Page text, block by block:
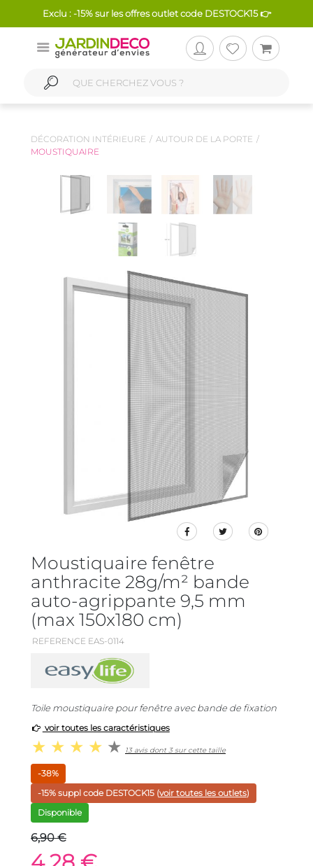
Exclu : -15% sur les offres outlet code DESTOCK15 👉
DÉCORATION INTÉRIEURE
AUTOUR DE LA PORTE
MOUSTIQUAIRE
Moustiquaire fenêtre
anthracite 28g/m² bande
auto-agrippante 9,5 mm
(max 150x180 cm)
REFERENCE EAS-0114
Toile moustiquaire pour fenêtre avec bande de fixation
voir toutes les caractéristiques
13 avis dont 3 sur cette taille
-38%
-15% suppl code DESTOCK15 (voir toutes les outlets)
Disponible
6,90 €